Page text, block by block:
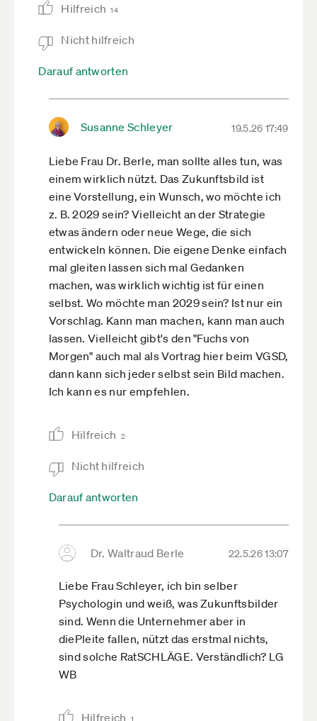
Hilfreich 14
Nicht hilfreich
Darauf antworten
Susanne Schleyer 19.5.26 17:49
Liebe Frau Dr. Berle, man sollte alles tun, was
einem wirklich nützt. Das Zukunftsbild ist
eine Vorstellung, ein Wunsch, wo möchte ich
z. B. 2029 sein? Vielleicht an der Strategie
etwas ändern oder neue Wege, die sich
entwickeln können. Die eigene Denke einfach
mal gleiten lassen sich mal Gedanken
machen, was wirklich wichtig ist für einen
selbst. Wo möchte man 2029 sein? Ist nur ein
Vorschlag. Kann man machen, kann man auch
lassen. Vielleicht gibt's den "Fuchs von
Morgen" auch mal als Vortrag hier beim VGSD,
dann kann sich jeder selbst sein Bild machen.
Ich kann es nur empfehlen.
Hilfreich 2
Nicht hilfreich
Darauf antworten
Dr. Waltraud Berle 22.5.26 13:07
Liebe Frau Schleyer, ich bin selber
Psychologin und weiß, was Zukunftsbilder
sind. Wenn die Unternehmer aber in
diePleite fallen, nützt das erstmal nichts,
sind solche RatSCHLÄGE. Verständlich? LG
WB
Hilfreich